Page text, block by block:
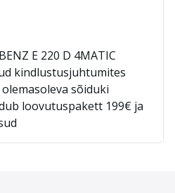
E 220 D 4MATIC
kindlustusjuhtumites
sõiduki
loovutuspakett 199€ ja